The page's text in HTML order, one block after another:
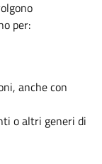
per:
anche con
o altri generi di